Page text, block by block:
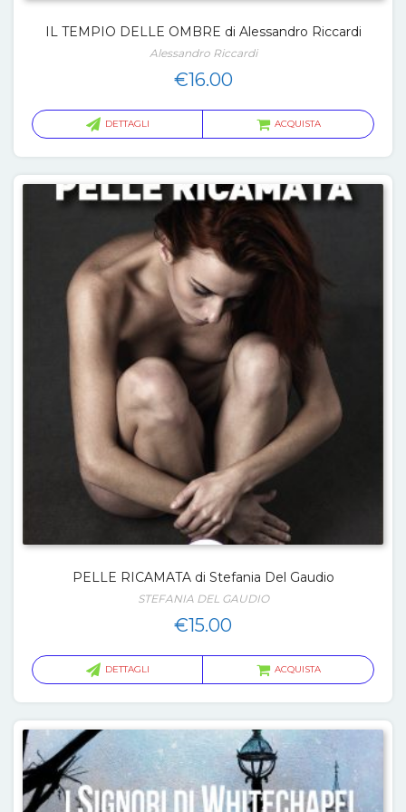
IL TEMPIO DELLE OMBRE di Alessandro Riccardi
Alessandro Riccardi
€16.00
DETTAGLI ACQUISTA
PELLE RICAMATA di Stefania Del Gaudio
STEFANIA DEL GAUDIO
€15.00
DETTAGLI ACQUISTA